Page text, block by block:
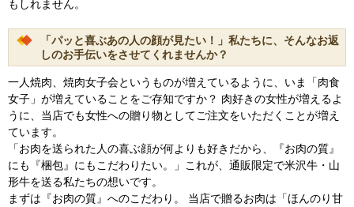
もしれません。
「パッと喜ぶあの人の顔が見たい！」私たちに、そんなお返
しのお手伝いをさせてくれませんか？
一人焼肉、焼肉女子会というものが増えているように、いま「肉食
女子」が増えていることをご存知ですか？ 肉好きの女性が増えるよ
うに、当店でも女性への贈り物としてご注文をいただくことが増え
ています。
「お肉を送られた人の喜ぶ顔が何よりも好きだから、『お肉の質』
にも『梱包』にもこだわりたい。」これが、通販限定で米沢牛・山
形牛を送る私たちの想いです。
まずは『お肉の質』へのこだわり。 当店で贈るお肉は「ほんのり甘